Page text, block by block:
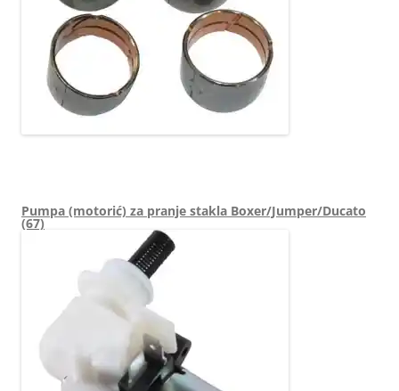
Pumpa (motorić) za pranje stakla Boxer/Jumper/Ducato
(67)